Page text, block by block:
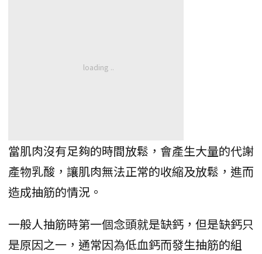
當肌肉沒有足夠的時間放鬆，會產生大量的代謝
產物乳酸，讓肌肉無法正常的收縮及放鬆，進而
造成抽筋的情況。
一般人抽筋時第一個念頭就是缺鈣，但是缺鈣只
是原因之一，通常因為低血鈣而發生抽筋的組